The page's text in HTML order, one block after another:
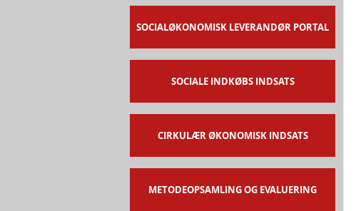
SOCIALØKONOMISK LEVERANDØR PORTAL
SOCIALE INDKØBS INDSATS
CIRKULÆR ØKONOMISK INDSATS
METODEOPSAMLING OG EVALUERING